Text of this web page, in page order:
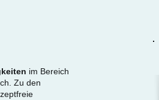
im Bereich
Zu den